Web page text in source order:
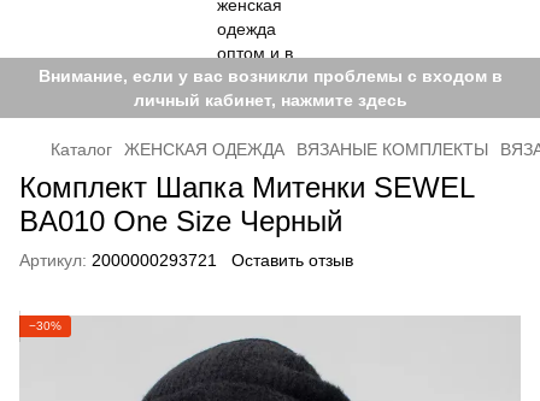
Внимание, если у вас возникли проблемы с входом в
личный кабинет, нажмите здесь
Каталог ЖЕНСКАЯ ОДЕЖДА ВЯЗАНЫЕ КОМПЛЕКТЫ
Комплект Шапка Митенки SEWEL
BA010 One Size Черный
Артикул: 2000000293721 Оставить отзыв
−30%